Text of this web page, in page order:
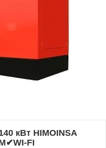
кВт HIMOINSA
FI